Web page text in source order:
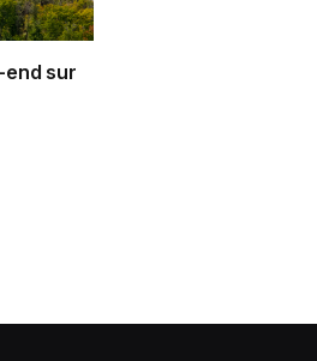
end sur